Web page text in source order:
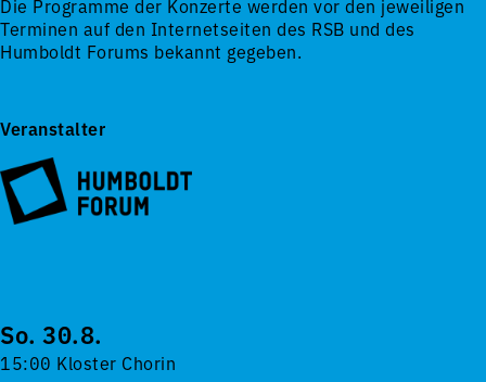
Die Programme der Konzerte werden vor den jeweiligen
Terminen auf den Internetseiten des RSB und des
Humboldt Forums bekannt gegeben.
Veranstalter
So. 30.8.
15:00 Kloster Chorin